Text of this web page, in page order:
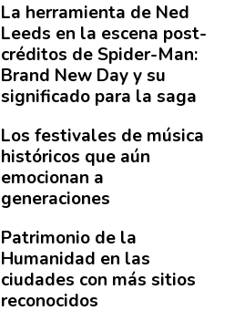
La herramienta de Ned
Leeds en la escena post-
créditos de Spider-Man:
Brand New Day y su
significado para la saga
Los festivales de música
históricos que aún
emocionan a
generaciones
Patrimonio de la
Humanidad en las
ciudades con más sitios
reconocidos